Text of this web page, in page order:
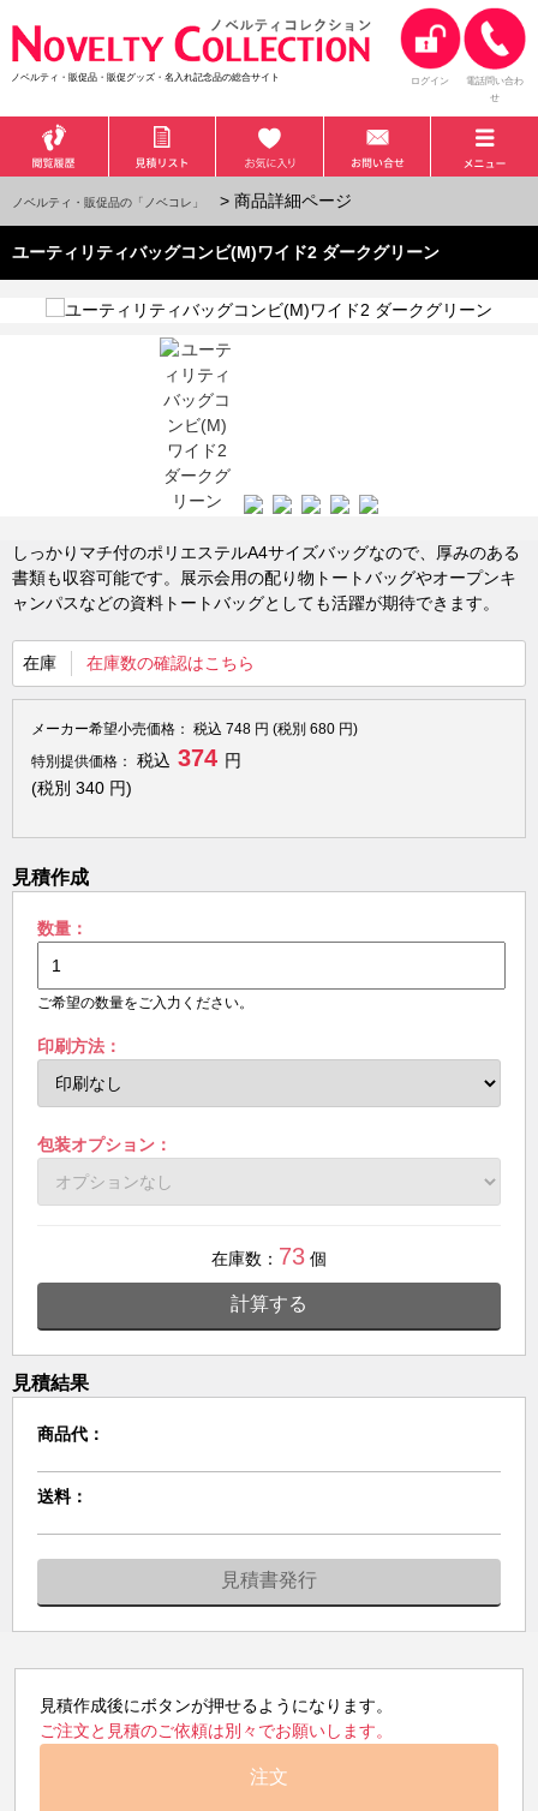
ノベルティ・販促品・販促グッズ・名入れ記念品の総合サイト ログイン
電話問い合わ
せ
ノベルティ・販促品の「ノベコレ」 > 商品詳細ページ
ユーティリティバッグコンビ(M)ワイド2 ダークグリーン
しっかりマチ付のポリエステルA4サイズバッグなので、厚みのある
書類も収容可能です。展示会用の配り物トートバッグやオープンキ
ャンパスなどの資料トートバッグとしても活躍が期待できます。
在庫 在庫数の確認はこちら
メーカー希望小売価格： 税込 748 円 (税別 680 円)
特別提供価格：
税込 374 円
(税別 340 円)
見積作成
数量：
ご希望の数量をご入力ください。
印刷方法：
包装オプション：
在庫数： 73 個
計算する
見積結果
商品代：
送料：
見積書発行
見積作成後にボタンが押せるようになります。
ご注文と見積のご依頼は別々でお願いします。
注文